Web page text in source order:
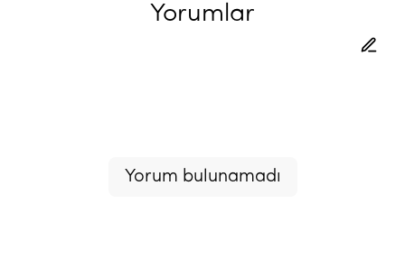
Yorumlar
Yorum bulunamadı